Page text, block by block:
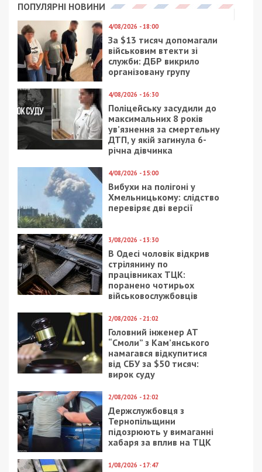
ПОПУЛЯРНІ НОВИНИ
4/08/2026 - 18:00
За $13 тисяч допомагали
військовим втекти зі
служби: ДБР викрило
організовану групу
4/08/2026 - 16:30
Поліцейську засудили до
максимальних 8 років
ув’язнення за смертельну
ДТП, у якій загинула 6-
річна дівчинка
4/08/2026 - 15:00
Вибухи на полігоні у
Хмельницькому: слідство
перевіряє дві версії
3/08/2026 - 13:30
В Одесі чоловік відкрив
стрілянину по
працівниках ТЦК:
поранено чотирьох
військовослужбовців
2/08/2026 - 21:02
Головний інженер АТ
“Смоли” з Кам’янського
намагався відкупитися
від СБУ за $50 тисяч:
вирок суду
2/08/2026 - 12:02
Держслужбовця з
Тернопільщини
підозрюють у вимаганні
хабаря за вплив на ТЦК
1/08/2026 - 17:47